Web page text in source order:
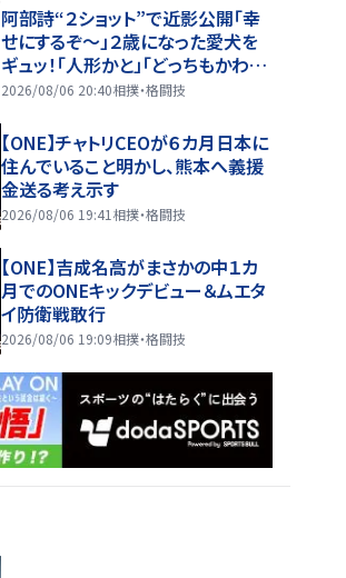
阿部詩“２ショット”で近影公開「幸
せにするぞ〜」２歳になった愛犬を
ギュッ！「人形かと」「どっちもかわい
すぎる」
2026/08/06 20:40相撲・格闘技
【ONE】チャトリCEOが６カ月日本に
住んでいること明かし、熊本へ義援
金送る考え示す
2026/08/06 19:41 相撲・格闘技
【ONE】吉成名高がまさかの中１カ
月でのONEキックデビュー＆ムエタ
イ防衛戦敢行
2026/08/06 19:09相撲・格闘技